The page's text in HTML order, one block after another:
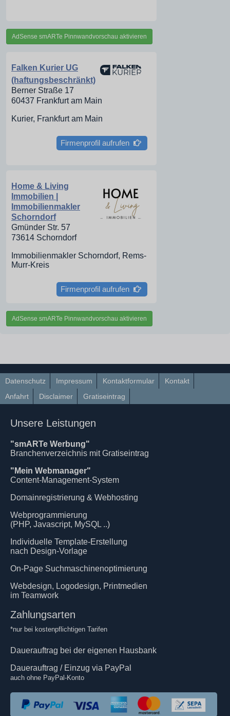
AdSense smARTe Pinnwandvorschau aktivieren
Falken Kurier UG
(haftungsbeschränkt)
Berner Straße 17
60437 Frankfurt am Main
Kurier, Frankfurt am Main
Firmenprofil aufrufen
Home & Living
Immobilien |
Immobilienmakler
Schorndorf
Gmünder Str. 57
73614 Schorndorf
Immobilienmakler Schorndorf, Rems-
Murr-Kreis
Firmenprofil aufrufen
AdSense smARTe Pinnwandvorschau aktivieren
Datenschutz Impressum Kontaktformular
Kontakt
Anfahrt
Disclaimer Gratiseintrag
Unsere Leistungen
"smARTe Werbung"
Branchenverzeichnis mit Gratiseintrag
"Mein Webmanager"
Content-Management-System
Domainregistrierung & Webhosting
Webprogrammierung
(PHP, Javascript, MySQL ..)
Individuelle Template-Erstellung
nach Design-Vorlage
On-Page Suchmaschinenoptimierung
Webdesign, Logodesign, Printmedien
im Teamwork
Zahlungsarten
*nur bei kostenpflichtigen Tarifen
Dauerauftrag bei der eigenen Hausbank
Dauerauftrag / Einzug via PayPal
auch ohne PayPal-Konto